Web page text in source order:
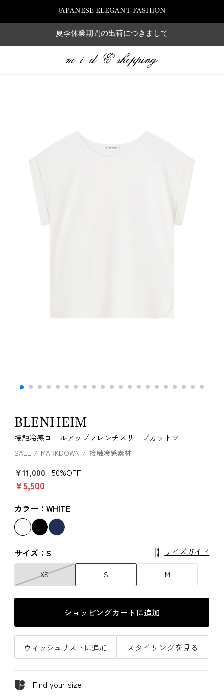
JAPANESE ELEGANT FASHION
夏季休業期間の出荷につきまして
BLENHEIM
接触冷感ロールアップフレンチスリーブカットソー
SALE MARKDOWN 接触冷感素材
￥11,000 50%OFF
￥5,500
カラー：WHITE
サイズ：S サイズガイド
XS S M
ショッピングカートに追加
ウィッシュリストに追加 スタイリングを見る
Find your size